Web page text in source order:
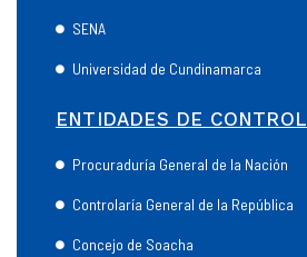
SENA
Universidad de Cundinamarca
ENTIDADES DE CONTROL
Procuraduría General de la Nación
Controlaría General de la República
Concejo de Soacha